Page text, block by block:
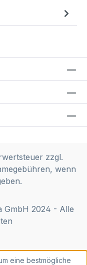
zzgl.
wenn
GmbH 2024 - Alle
eine bestmögliche